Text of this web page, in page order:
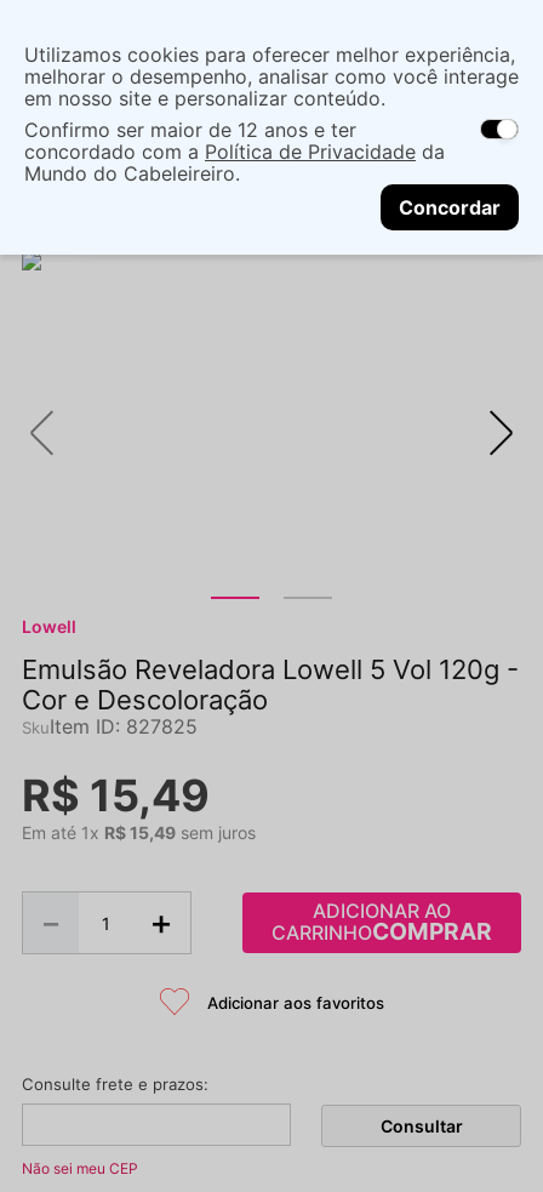
localização
As ofertas e opções de entrega variam de
acordo com a região.Não sei meu CEP
CONTINUAR
O que você procura?
Coloração Marcas de Salão
Oxidantes
EMULSÃO REVELADORA LOWELL 5 VOL 120G -
Lowell
Emulsão Reveladora Lowell 5 Vol 120g -
Cor e Descoloração
Item ID: 827825
R$ 15,49
Em até 1x R$15,49 sem juros
＋
－
ADICIONAR AO
CARRINHO
Não sei meu CEP
Utilizamos cookies para oferecer melhor experiência,
melhorar o desempenho, analisar como você interage
em nosso site e personalizar conteúdo.
Confirmo ser maior de 12 anos e ter
concordado com a Política de Privacidade da
Mundo do Cabeleireiro.
Concordar